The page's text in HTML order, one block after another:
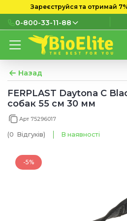
Зареєструйся та отримай
0-800-33-11-88
0-800-33-11-88
мобільних номерів
(097) 133 11 88
(095) 133 11 88
Назад
FERPLAST Daytona C
собак 55 см 30 мм
Арт 75296017
(0 Відгуків) В наявності
-5%